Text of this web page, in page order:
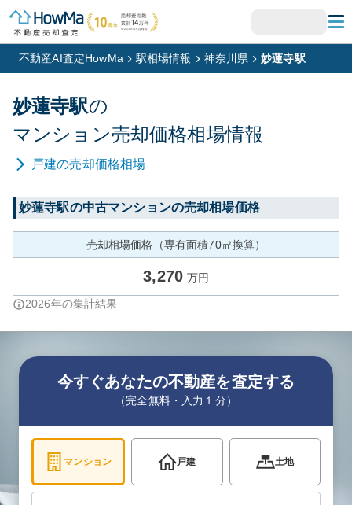
不動産AI査定HowMa 駅相場情報 神奈川県 妙蓮寺駅
妙蓮寺駅の
マンション売却価格相場情報
戸建の売却価格相場
妙蓮寺駅の中古マンションの売却相場価格
売却相場価格（専有面積70㎡換算）
3,270 万円
2026年の集計結果
今すぐあなたの不動産を査定する
（完全無料・入力１分）
マンション 戸建 土地